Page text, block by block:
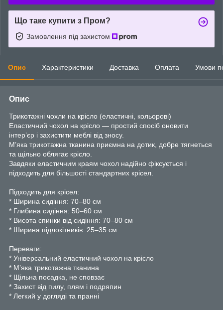
Що таке купити з Пром?
Замовлення під захистом
Опис Характеристики Доставка Оплата Умови
Опис
Трикотажні чохли на крісло (еластичні, кольорові)
Еластичний чохол на крісло — простий спосіб оновити
інтер’єр і захистити меблі від зносу.
М’яка трикотажна тканина приємна на дотик, добре тягнеться
та щільно облягає крісло.
Завдяки еластичним краям чохол надійно фіксується і
підходить для більшості стандартних крісел.
Підходить для крісел:
* Ширина сидіння: 70–80 см
* Глибина сидіння: 50–60 см
* Висота спинки від сидіння: 70–80 см
* Ширина підлокітників: 25–35 см
Переваги:
* Універсальний еластичний чохол на крісло
* М’яка трикотажна тканина
* Щільна посадка, не сповзає
* Захист від пилу, плям і подряпин
* Легкий у догляді та пранні